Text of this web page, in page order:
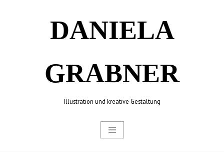
DANIELA
GRABNER
Illustration und kreative Gestaltung